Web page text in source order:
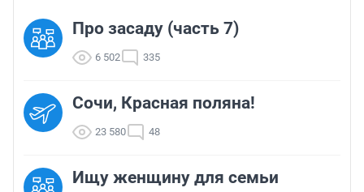
Про засаду (часть 7)
6 502 335
Сочи, Красная поляна!
23 580 48
Ищу женщину для семьи